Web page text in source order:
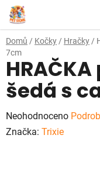
Přejít
na
obsah
Domů / Kočky / Hračky /
7cm
šedá s
Průměrné
hodnocení
Neohodnoceno
Značka: Trixie